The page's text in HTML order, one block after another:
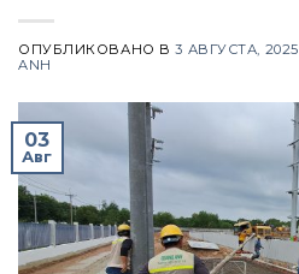
ОПУБЛИКОВАНО В3 АВГУСТА, 2025
ANH
03
Авг